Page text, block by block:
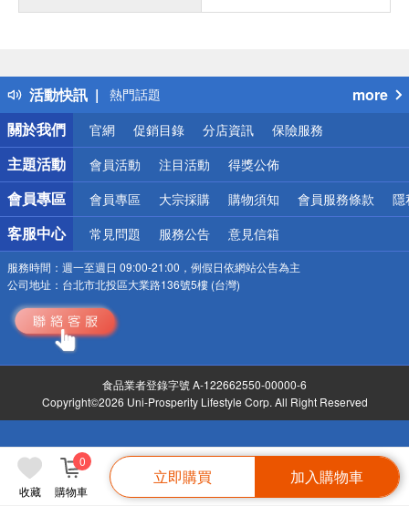
收藏 購物車
0
立即購買 加入購物車
活動快訊
得獎公告
熱門話題
銀行優惠
偏遠地區配送
詐騙網頁！請小心！
more
關於我們
官網 促銷目錄 分店資訊 保險服務
主題活動 會員活動 注目活動 得獎公佈
會員專區 會員專區 大宗採購 購物須知 會員服務條款 隱
客服中心 常見問題 服務公告 意見信箱
服務時間： 週一至週日 09:00-21:00，例假日依網站公告為主
公司地址： 台北市北投區大業路136號5樓 (台灣)
食品業者登錄字號 A-122662550-00000-6
Copyright©2026 Uni-Prosperity Lifestyle Corp. All Right Reserved